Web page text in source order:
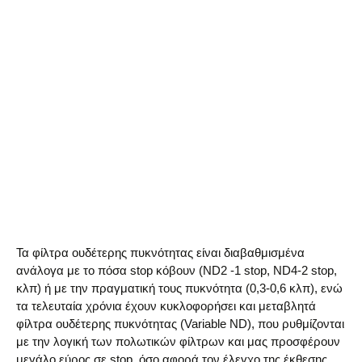
Τα φίλτρα ουδέτερης πυκνότητας είναι διαβαθμισμένα
ανάλογα με το πόσα stop κόβουν (ND2 -1 stop, ND4-2 stop,
κλπ) ή με την πραγματική τους πυκνότητα (0,3-0,6 κλπ), ενώ
τα τελευταία χρόνια έχουν κυκλοφορήσει και μεταβλητά
φίλτρα ουδέτερης πυκνότητας (Variable ND), που ρυθμίζονται
με την λογική των πολωτικών φίλτρων και μας προσφέρουν
μεγάλο εύρος σε stop, όσο αφορά τον έλεγχο της έκθεσης.